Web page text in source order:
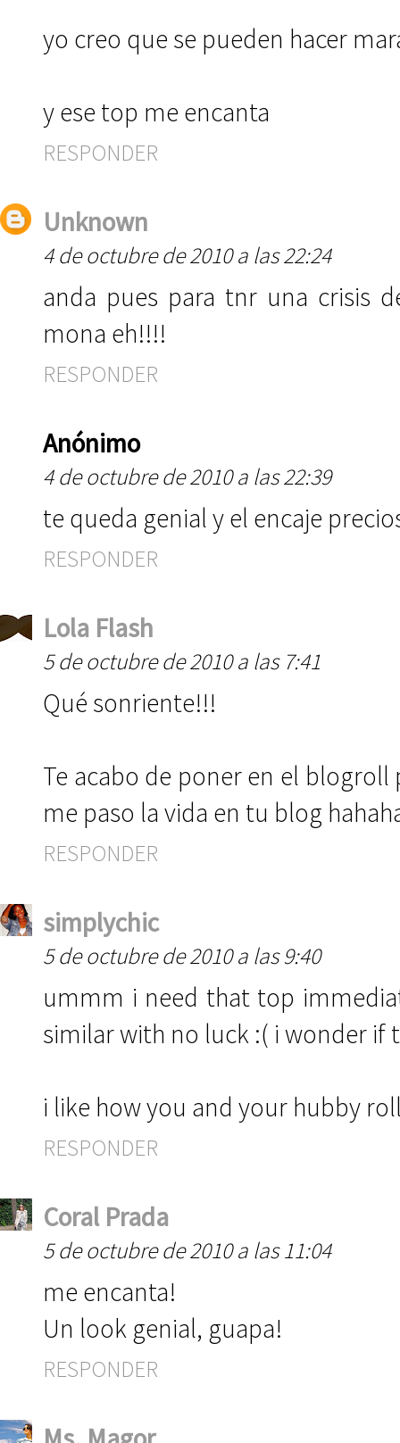
yo creo que se pueden hacer
y ese top me encanta
RESPONDER
Unknown
4 de octubre de 2010 a las 22:24
anda pues para tnr una crisis
mona eh!!!!
RESPONDER
Anónimo
4 de octubre de 2010 a las 22:39
te queda genial y el encaje
RESPONDER
Lola Flash
5 de octubre de 2010 a las 7:41
Qué sonriente!!!
Te acabo de poner en el
me paso la vida en tu blog
RESPONDER
simplychic
5 de octubre de 2010 a las 9:40
ummm i need that top
similar with no luck :( i wonder if
i like how you and your hubby
RESPONDER
Coral Prada
5 de octubre de 2010 a las 11:04
me encanta!
Un look genial, guapa!
RESPONDER